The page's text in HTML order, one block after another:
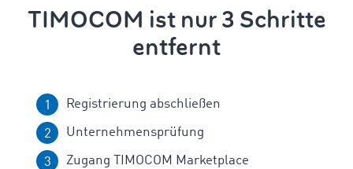
TIMOCOM ist nur 3 Schritte
entfernt
Registrierung abschließen
Unternehmensprüfung
Zugang TIMOCOM Marketplace